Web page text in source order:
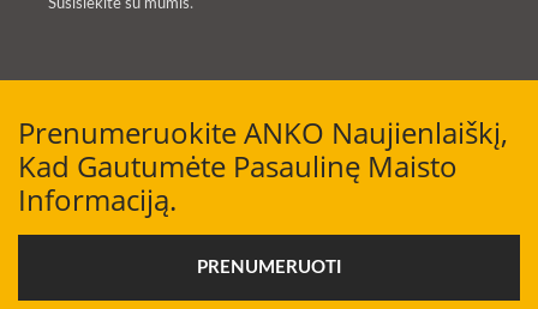
Susisiekite su mumis.
Prenumeruokite ANKO Naujienlaiškį,
Kad Gautumėte Pasaulinę Maisto
Informaciją.
PRENUMERUOTI